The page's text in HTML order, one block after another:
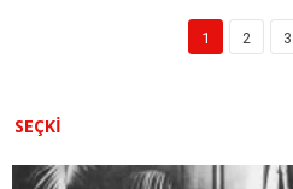
1 2 3
SEÇKI